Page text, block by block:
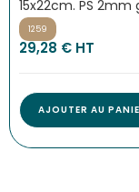
1259
29,28 € HT
AJOUTER AU